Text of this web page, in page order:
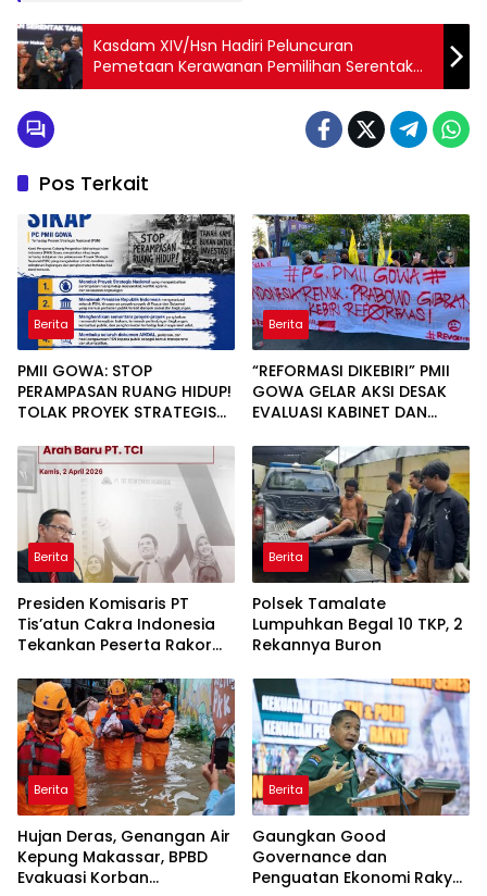
Kasdam XIV/Hsn Hadiri Peluncuran
Pemetaan Kerawanan Pemilihan Serentak
Tahun 2024 oleh Bawaslu Sulsel
Pos Terkait
Berita
PMII GOWA: STOP
PERAMPASAN RUANG HIDUP!
TOLAK PROYEK STRATEGIS
MENGORBANKAN RAKYAT
Berita
“REFORMASI DIKEBIRI” PMII
GOWA GELAR AKSI DESAK
EVALUASI KABINET DAN
Berita
Presiden Komisaris PT
Tis’atun Cakra Indonesia
Tekankan Peserta Rakor
Berita
Polsek Tamalate
Lumpuhkan Begal 10 TKP, 2
Rekannya Buron
Berita
Hujan Deras, Genangan Air
Kepung Makassar, BPBD
Evakuasi Korban
Berita
Gaungkan Good
Governance dan
Penguatan Ekonomi Rakyat